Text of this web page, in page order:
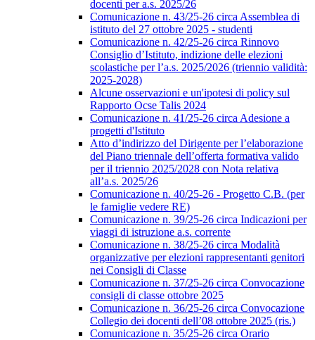
docenti per a.s. 2025/26
Comunicazione n. 43/25-26 circa Assemblea di
istituto del 27 ottobre 2025 - studenti
Comunicazione n. 42/25-26 circa Rinnovo
Consiglio d’Istituto, indizione delle elezioni
scolastiche per l’a.s. 2025/2026 (triennio validità:
2025-2028)
Alcune osservazioni e un'ipotesi di policy sul
Rapporto Ocse Talis 2024
Comunicazione n. 41/25-26 circa Adesione a
progetti d'Istituto
Atto d’indirizzo del Dirigente per l’elaborazione
del Piano triennale dell’offerta formativa valido
per il triennio 2025/2028 con Nota relativa
all’a.s. 2025/26
Comunicazione n. 40/25-26 - Progetto C.B. (per
le famiglie vedere RE)
Comunicazione n. 39/25-26 circa Indicazioni per
viaggi di istruzione a.s. corrente
Comunicazione n. 38/25-26 circa Modalità
organizzative per elezioni rappresentanti genitori
nei Consigli di Classe
Comunicazione n. 37/25-26 circa Convocazione
consigli di classe ottobre 2025
Comunicazione n. 36/25-26 circa Convocazione
Collegio dei docenti dell’08 ottobre 2025 (ris.)
Comunicazione n. 35/25-26 circa Orario